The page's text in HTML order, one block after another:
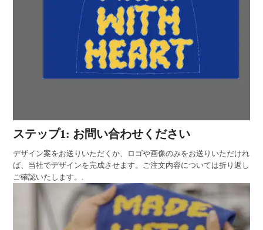
ステップ1: お問い合わせください
デザイン案をお送りいただくか、ロゴや画像のみをお送りいただけれ
ば、当社でデザインを完成させます。ご注文内容については折り返し
ご確認いたします。.